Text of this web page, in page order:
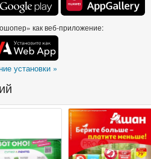
как веб-приложение:
установки »